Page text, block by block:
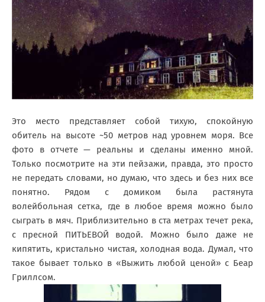
Это место представляет собой тихую, спокойную
обитель на высоте ~50 метров над уровнем моря. Все
фото в отчете — реальны и сделаны именно мной.
Только посмотрите на эти пейзажи, правда, это просто
не передать словами, но думаю, что здесь и без них все
понятно. Рядом с домиком была растянута
волейбольная сетка, где в любое время можно было
сыграть в мяч. Приблизительно в ста метрах течет река,
с пресной ПИТЬЕВОЙ водой. Можно было даже не
кипятить, кристально чистая, холодная вода. Думал, что
такое бывает только в «Выжить любой ценой» с Беар
Гриллсом.